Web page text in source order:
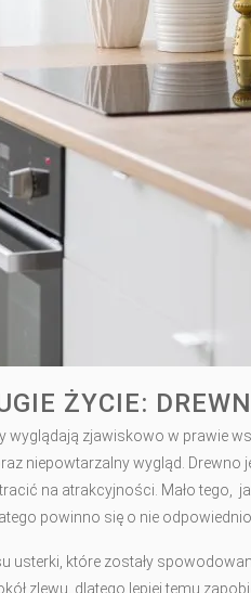
ŻYCIE:
wyglądają zjawiskowo w prawie
niepowtarzalny wygląd.
na atrakcyjności. Mało tego,
powinno się o nie odpowiednio
usterki, które zostały
zlewu, dlatego lepiej temu